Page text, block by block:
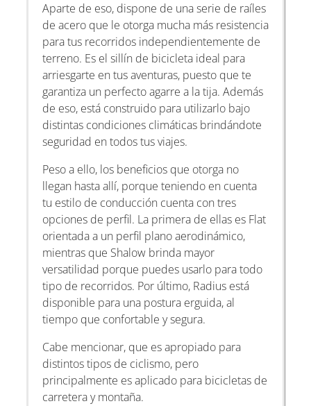
Aparte de eso, dispone de una serie de raíles
de acero que le otorga mucha más resistencia
para tus recorridos independientemente de
terreno. Es el sillín de bicicleta ideal para
arriesgarte en tus aventuras, puesto que te
garantiza un perfecto agarre a la tija. Además
de eso, está construido para utilizarlo bajo
distintas condiciones climáticas brindándote
seguridad en todos tus viajes.
Peso a ello, los beneficios que otorga no
llegan hasta allí, porque teniendo en cuenta
tu estilo de conducción cuenta con tres
opciones de perfil. La primera de ellas es Flat
orientada a un perfil plano aerodinámico,
mientras que Shalow brinda mayor
versatilidad porque puedes usarlo para todo
tipo de recorridos. Por último, Radius está
disponible para una postura erguida, al
tiempo que confortable y segura.
Cabe mencionar, que es apropiado para
distintos tipos de ciclismo, pero
principalmente es aplicado para bicicletas de
carretera y montaña.